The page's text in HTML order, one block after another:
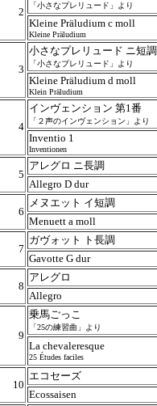
2
「小さなプレリュード」より
Kleine Präludium c moll
Kleine Präludium
3
小さなプレリュード ニ短調
「小さなプレリュード」より
Kleine Präludium d moll
Klein Präludium
4
インヴェンション 第1番
「２声のインヴェンション」より
Inventio 1
Inventionen
5
アレグロ ニ長調
Allegro D dur
6
メヌエット イ短調
Menuett a moll
7
ガヴォット ト長調
Gavotte G dur
8
アレグロ
Allegro
9
乗馬ごっこ
「25の練習曲」より
La chevaleresque
25 Études faciles
10
エコセーズ
Ecossaisen